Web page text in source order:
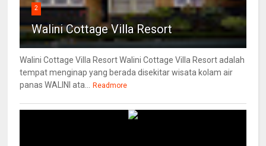
2
Walini Cottage Villa Resort
Walini Cottage Villa Resort Walini Cottage Villa Resort adalah
tempat menginap yang berada disekitar wisata kolam air
panas WALINI ata...
Readmore